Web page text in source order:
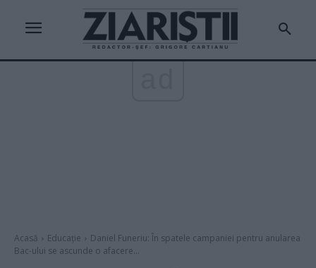
Acasă Educație
Daniel Funeriu: În spatele campaniei pentru anularea
Bac-ului se ascunde o afacere...